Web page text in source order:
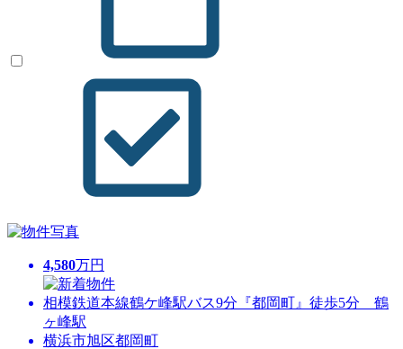
4,580万円
相模鉄道本線鶴ケ峰駅バス9分『都岡町』徒歩5分 鶴
ヶ峰駅
横浜市旭区都岡町